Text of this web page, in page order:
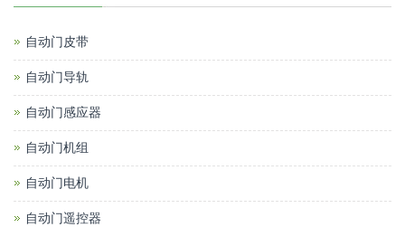
自动门皮带
自动门导轨
自动门感应器
自动门机组
自动门电机
自动门遥控器